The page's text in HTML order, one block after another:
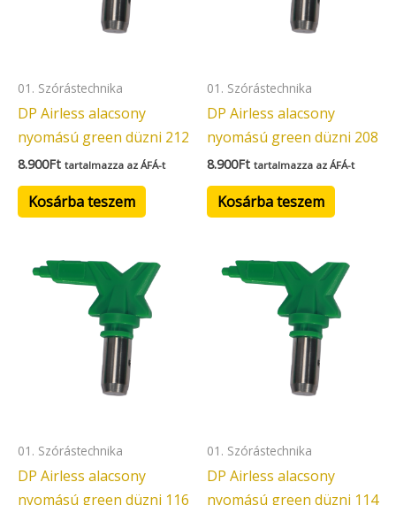
01. Szórástechnika
DP Airless alacsony
nyomású green düzni 212
8.900Ft tartalmazza az ÁFÁ-t
Kosárba teszem
01. Szórástechnika
DP Airless alacsony
nyomású green düzni 208
8.900Ft tartalmazza az ÁFÁ-t
Kosárba teszem
01. Szórástechnika
DP Airless alacsony
nyomású green düzni 116
01. Szórástechnika
DP Airless alacsony
nyomású green düzni 114